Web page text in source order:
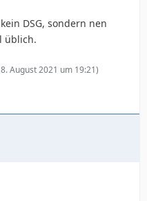
DSG, sondern nen
üblich.
August 2021 um 19:21)